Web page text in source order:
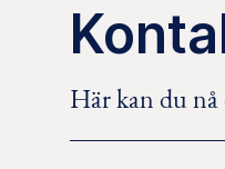
Här kan du nå